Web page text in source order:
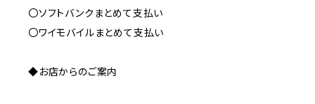
〇ソフトバンクまとめて支払い
〇ワイモバイルまとめて支払い
◆お店からのご案内